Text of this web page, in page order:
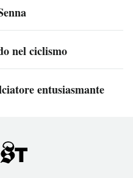
nel ciclismo
entusiasmante